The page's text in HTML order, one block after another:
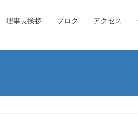
理事長挨拶 ブログ アクセス